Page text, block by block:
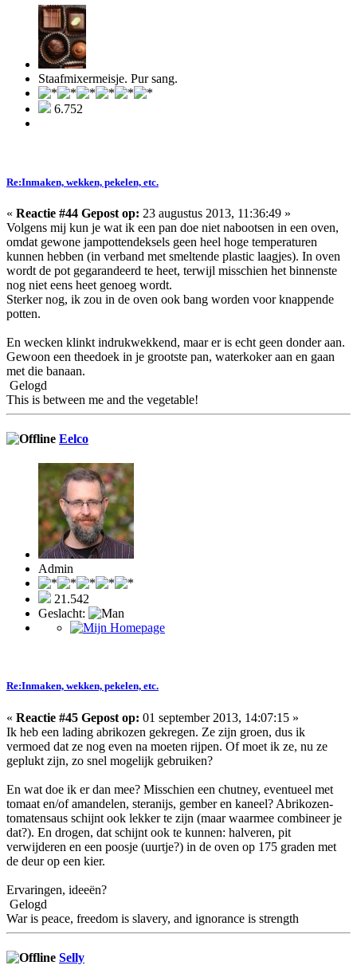
Staafmixermeisje. Pur sang.
6.752
Re:Inmaken, wekken, pekelen, etc.
« Reactie #44 Gepost op: 23 augustus 2013, 11:36:49 »
Volgens mij kun je wat ik een pan doe niet nabootsen in een oven,
omdat gewone jampottendeksels geen heel hoge temperaturen
kunnen hebben (in verband met smeltende plastic laagjes). In oven
wordt de pot gegarandeerd te heet, terwijl misschien het binnenste
nog niet eens heet genoeg wordt.
Sterker nog, ik zou in de oven ook bang worden voor knappende
potten.
En wecken klinkt indrukwekkend, maar er is echt geen donder aan.
Gewoon een theedoek in je grootste pan, waterkoker aan en gaan
met die banaan.
Gelogd
This is between me and the vegetable!
Eelco
Admin
21.542
Geslacht:
Re:Inmaken, wekken, pekelen, etc.
« Reactie #45 Gepost op: 01 september 2013, 14:07:15 »
Ik heb een lading abrikozen gekregen. Ze zijn groen, dus ik
vermoed dat ze nog even na moeten rijpen. Of moet ik ze, nu ze
geplukt zijn, zo snel mogelijk gebruiken?
En wat doe ik er dan mee? Misschien een chutney, eventueel met
tomaat en/of amandelen, steranijs, gember en kaneel? Abrikozen-
tomatensaus schijnt ook lekker te zijn (maar waarmee combineer je
dat?). En drogen, dat schijnt ook te kunnen: halveren, pit
verwijderen en een poosje (uurtje?) in de oven op 175 graden met
de deur op een kier.
Ervaringen, ideeën?
Gelogd
War is peace, freedom is slavery, and ignorance is strength
Selly